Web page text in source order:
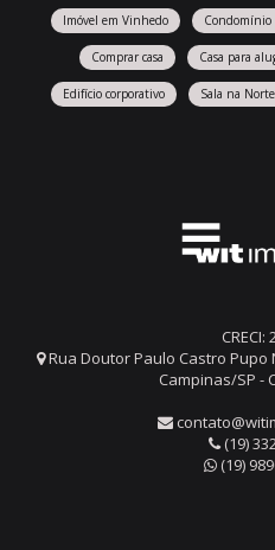
Imóvel em Vinhedo Condomínio
Comprar casa Casa para
Edifício corporativo Sala na
CRECI:
Rua Doutor Paulo Castro Pupo
Campinas/SP -
(19)
(19)